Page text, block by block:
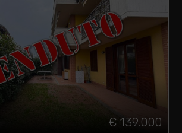
€ 139.000